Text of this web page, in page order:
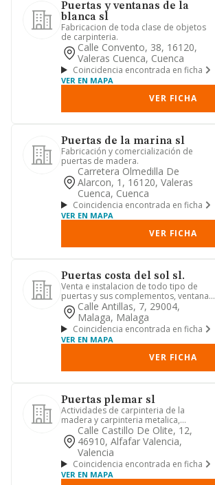
Puertas y ventanas de la
blanca sl
Fabricacion de toda clase de objetos
de carpinteria.
Calle Convento, 38, 16120,
Valeras Cuenca, Cuenca
Coincidencia encontrada en ficha
VER EN MAPA
VER FICHA
Puertas de la marina sl
Fabricación y comercialización de
puertas de madera.
Carretera Olmedilla De
Alarcon, 1, 16120, Valeras
Cuenca, Cuenca
Coincidencia encontrada en ficha
VER EN MAPA
VER FICHA
Puertas costa del sol sl.
Venta e instalacion de todo tipo de
puertas y sus complementos, ventanas,
persianas, molduras, marc...
Calle Antillas, 7, 29004,
Malaga, Malaga
Coincidencia encontrada en ficha
VER EN MAPA
VER FICHA
Puertas plemar sl
Actividades de carpinteria de la
madera y carpinteria metalica,
fabricacion de puertas, marcos y mo...
Calle Castillo De Olite, 12,
46910, Alfafar Valencia,
Valencia
Coincidencia encontrada en ficha
VER EN MAPA